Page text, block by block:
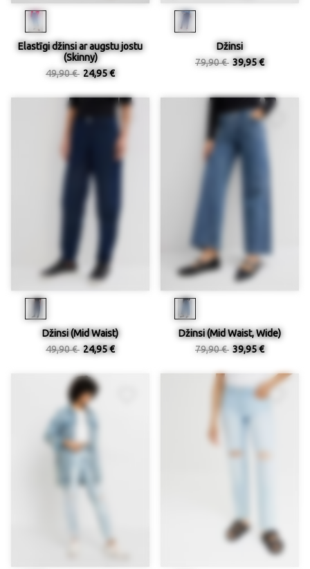
Elastīgi džinsi ar augstu jostu
(Skinny)
49,90 € 24,95 €
Džinsi
79,90 € 39,95 €
Džinsi (Mid Waist)
49,90 € 24,95 €
Džinsi (Mid Waist, Wide)
79,90 € 39,95 €